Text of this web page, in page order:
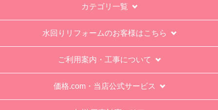
カテゴリ一覧
水回りリフォームのお客様はこちら
ご利用案内・工事について
価格.com・当店公式サービス